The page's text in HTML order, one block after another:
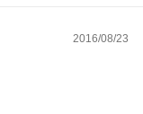
2016/08/23